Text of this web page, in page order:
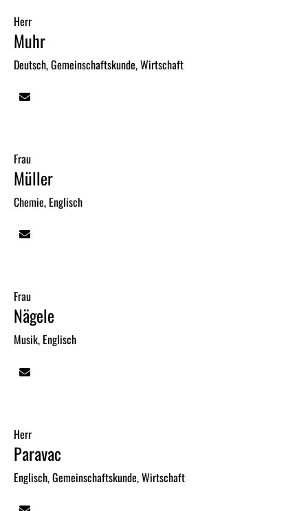
Herr
Muhr
Deutsch, Gemeinschaftskunde, Wirtschaft
Frau
Müller
Chemie, Englisch
Frau
Nägele
Musik, Englisch
Herr
Paravac
Englisch, Gemeinschaftskunde, Wirtschaft